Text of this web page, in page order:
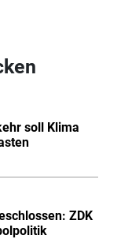
soll Klima
ZDK